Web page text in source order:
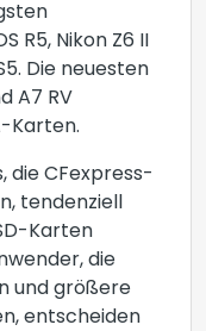
R5, Nikon Z6 II
Die neuesten
A7 RV
Karten.
die CFexpress-
tendenziell
Karten
die
und größere
entscheiden